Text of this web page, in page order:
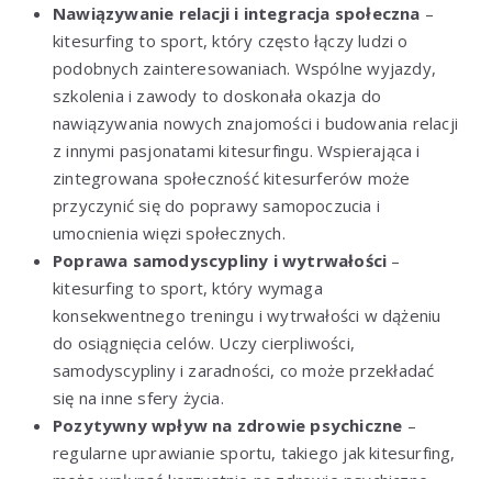
Nawiązywanie relacji i integracja społeczna –
kitesurfing to sport, który często łączy ludzi o
podobnych zainteresowaniach. Wspólne wyjazdy,
szkolenia i zawody to doskonała okazja do
nawiązywania nowych znajomości i budowania relacji
z innymi pasjonatami kitesurfingu. Wspierająca i
zintegrowana społeczność kitesurferów może
przyczynić się do poprawy samopoczucia i
umocnienia więzi społecznych.
Poprawa samodyscypliny i wytrwałości –
kitesurfing to sport, który wymaga
konsekwentnego treningu i wytrwałości w dążeniu
do osiągnięcia celów. Uczy cierpliwości,
samodyscypliny i zaradności, co może przekładać
się na inne sfery życia.
Pozytywny wpływ na zdrowie psychiczne –
regularne uprawianie sportu, takiego jak kitesurfing,